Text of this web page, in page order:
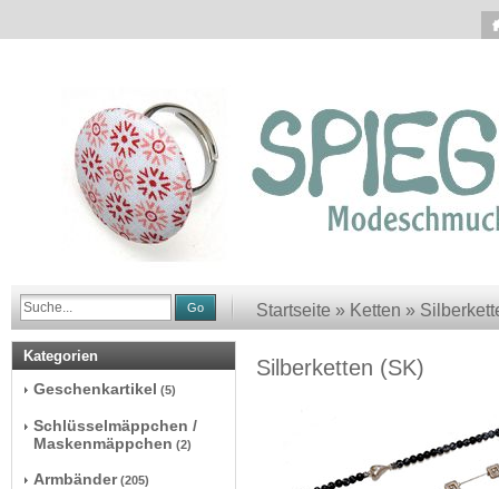
Go Startseite » Ketten »
Silberketten (SK)
Kategorien
Geschenkartikel (5)
Schlüsselmäppchen /
Maskenmäppchen (2)
Armbänder (205)